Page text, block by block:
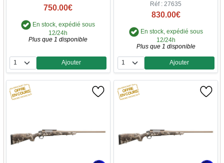
750.00€
En stock, expédié sous
12/24h
Plus que 1 disponible
Quantité
Ajouter
Réf : 27635
830.00€
En stock, expédié sous
12/24h
Plus que 1 disponible
Quantité
Ajouter